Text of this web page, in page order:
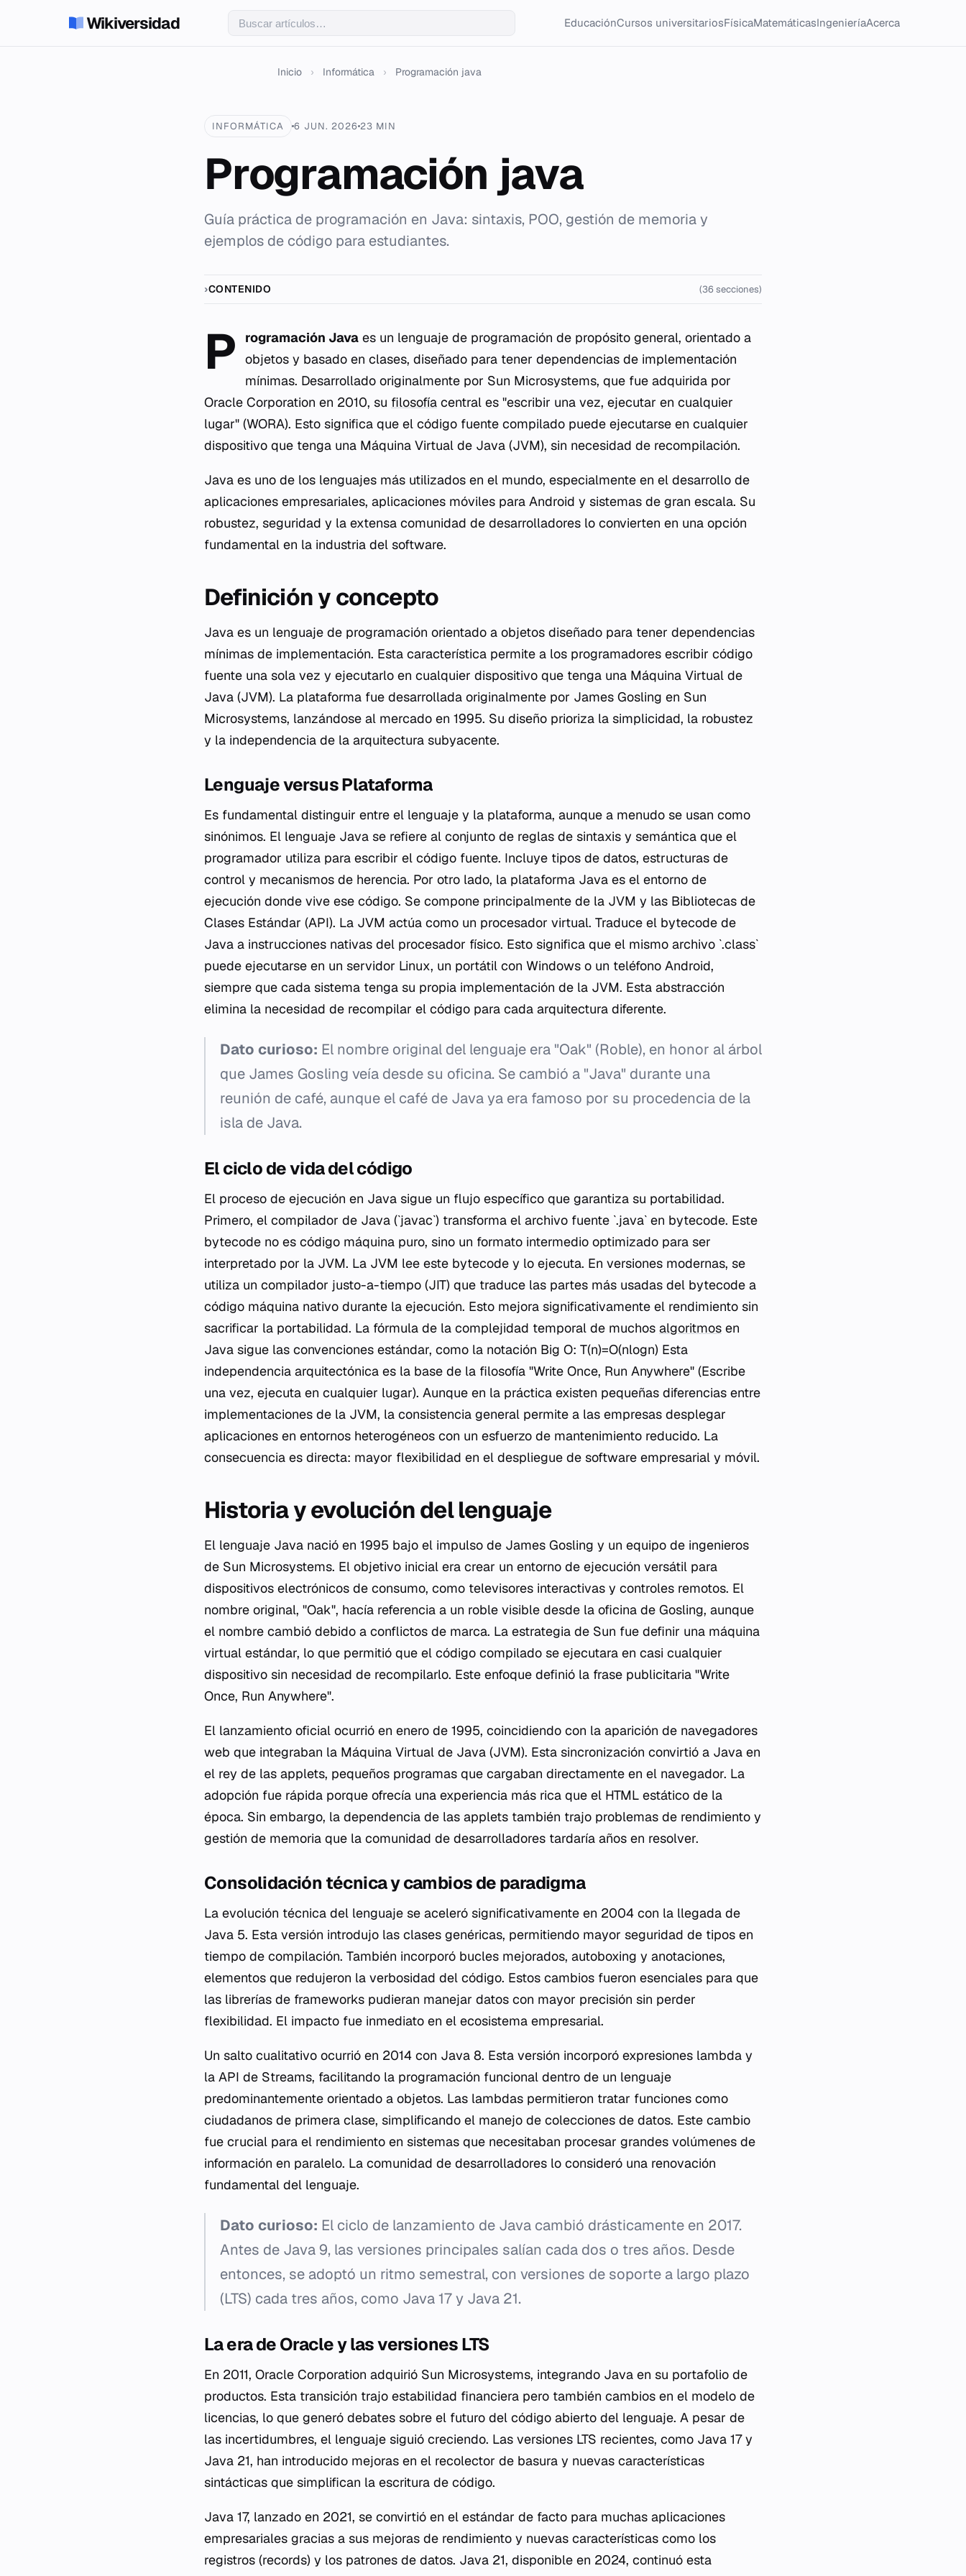
Wikiversidad EducaciónCursos universitariosFísicaMatemáticasIngenieríaAcerca
Inicio › Informática › Programación java
INFORMÁTICA 6 JUN. 2026 23 MIN
Programación java
Guía práctica de programación en Java: sintaxis, POO, gestión de memoria y
ejemplos de código para estudiantes.
CONTENIDO (36 secciones)
P rogramación Java es un lenguaje de programación de propósito general, orientado a
objetos y basado en clases, diseñado para tener dependencias de implementación
mínimas. Desarrollado originalmente por Sun Microsystems, que fue adquirida por
Oracle Corporation en 2010, su filosofía central es "escribir una vez, ejecutar en cualquier
lugar" (WORA). Esto significa que el código fuente compilado puede ejecutarse en cualquier
dispositivo que tenga una Máquina Virtual de Java (JVM), sin necesidad de recompilación.
Java es uno de los lenguajes más utilizados en el mundo, especialmente en el desarrollo de
aplicaciones empresariales, aplicaciones móviles para Android y sistemas de gran escala. Su
robustez, seguridad y la extensa comunidad de desarrolladores lo convierten en una opción
fundamental en la industria del software.
Definición y concepto
Java es un lenguaje de programación orientado a objetos diseñado para tener dependencias
mínimas de implementación. Esta característica permite a los programadores escribir código
fuente una sola vez y ejecutarlo en cualquier dispositivo que tenga una Máquina Virtual de
Java (JVM). La plataforma fue desarrollada originalmente por James Gosling en Sun
Microsystems, lanzándose al mercado en 1995. Su diseño prioriza la simplicidad, la robustez
y la independencia de la arquitectura subyacente.
Lenguaje versus Plataforma
Es fundamental distinguir entre el lenguaje y la plataforma, aunque a menudo se usan como
sinónimos. El lenguaje Java se refiere al conjunto de reglas de sintaxis y semántica que el
programador utiliza para escribir el código fuente. Incluye tipos de datos, estructuras de
control y mecanismos de herencia. Por otro lado, la plataforma Java es el entorno de
ejecución donde vive ese código. Se compone principalmente de la JVM y las Bibliotecas de
Clases Estándar (API). La JVM actúa como un procesador virtual. Traduce el bytecode de
Java a instrucciones nativas del procesador físico. Esto significa que el mismo archivo `.class`
puede ejecutarse en un servidor Linux, un portátil con Windows o un teléfono Android,
siempre que cada sistema tenga su propia implementación de la JVM. Esta abstracción
elimina la necesidad de recompilar el código para cada arquitectura diferente.
Dato curioso: El nombre original del lenguaje era "Oak" (Roble), en honor al árbol
que James Gosling veía desde su oficina. Se cambió a "Java" durante una
reunión de café, aunque el café de Java ya era famoso por su procedencia de la
isla de Java.
El ciclo de vida del código
El proceso de ejecución en Java sigue un flujo específico que garantiza su portabilidad.
Primero, el compilador de Java (`javac`) transforma el archivo fuente `.java` en bytecode. Este
bytecode no es código máquina puro, sino un formato intermedio optimizado para ser
interpretado por la JVM. La JVM lee este bytecode y lo ejecuta. En versiones modernas, se
utiliza un compilador justo-a-tiempo (JIT) que traduce las partes más usadas del bytecode a
código máquina nativo durante la ejecución. Esto mejora significativamente el rendimiento sin
sacrificar la portabilidad. La fórmula de la complejidad temporal de muchos algoritmos en
Java sigue las convenciones estándar, como la notación Big O: T(n)=O(nlogn) Esta
independencia arquitectónica es la base de la filosofía "Write Once, Run Anywhere" (Escribe
una vez, ejecuta en cualquier lugar). Aunque en la práctica existen pequeñas diferencias entre
implementaciones de la JVM, la consistencia general permite a las empresas desplegar
aplicaciones en entornos heterogéneos con un esfuerzo de mantenimiento reducido. La
consecuencia es directa: mayor flexibilidad en el despliegue de software empresarial y móvil.
Historia y evolución del lenguaje
El lenguaje Java nació en 1995 bajo el impulso de James Gosling y un equipo de ingenieros
de Sun Microsystems. El objetivo inicial era crear un entorno de ejecución versátil para
dispositivos electrónicos de consumo, como televisores interactivas y controles remotos. El
nombre original, "Oak", hacía referencia a un roble visible desde la oficina de Gosling, aunque
el nombre cambió debido a conflictos de marca. La estrategia de Sun fue definir una máquina
virtual estándar, lo que permitió que el código compilado se ejecutara en casi cualquier
dispositivo sin necesidad de recompilarlo. Este enfoque definió la frase publicitaria "Write
Once, Run Anywhere".
El lanzamiento oficial ocurrió en enero de 1995, coincidiendo con la aparición de navegadores
web que integraban la Máquina Virtual de Java (JVM). Esta sincronización convirtió a Java en
el rey de las applets, pequeños programas que cargaban directamente en el navegador. La
adopción fue rápida porque ofrecía una experiencia más rica que el HTML estático de la
época. Sin embargo, la dependencia de las applets también trajo problemas de rendimiento y
gestión de memoria que la comunidad de desarrolladores tardaría años en resolver.
Consolidación técnica y cambios de paradigma
La evolución técnica del lenguaje se aceleró significativamente en 2004 con la llegada de
Java 5. Esta versión introdujo las clases genéricas, permitiendo mayor seguridad de tipos en
tiempo de compilación. También incorporó bucles mejorados, autoboxing y anotaciones,
elementos que redujeron la verbosidad del código. Estos cambios fueron esenciales para que
las librerías de frameworks pudieran manejar datos con mayor precisión sin perder
flexibilidad. El impacto fue inmediato en el ecosistema empresarial.
Un salto cualitativo ocurrió en 2014 con Java 8. Esta versión incorporó expresiones lambda y
la API de Streams, facilitando la programación funcional dentro de un lenguaje
predominantemente orientado a objetos. Las lambdas permitieron tratar funciones como
ciudadanos de primera clase, simplificando el manejo de colecciones de datos. Este cambio
fue crucial para el rendimiento en sistemas que necesitaban procesar grandes volúmenes de
información en paralelo. La comunidad de desarrolladores lo consideró una renovación
fundamental del lenguaje.
Dato curioso: El ciclo de lanzamiento de Java cambió drásticamente en 2017.
Antes de Java 9, las versiones principales salían cada dos o tres años. Desde
entonces, se adoptó un ritmo semestral, con versiones de soporte a largo plazo
(LTS) cada tres años, como Java 17 y Java 21.
La era de Oracle y las versiones LTS
En 2011, Oracle Corporation adquirió Sun Microsystems, integrando Java en su portafolio de
productos. Esta transición trajo estabilidad financiera pero también cambios en el modelo de
licencias, lo que generó debates sobre el futuro del código abierto del lenguaje. A pesar de
las incertidumbres, el lenguaje siguió creciendo. Las versiones LTS recientes, como Java 17 y
Java 21, han introducido mejoras en el recolector de basura y nuevas características
sintácticas que simplifican la escritura de código.
Java 17, lanzado en 2021, se convirtió en el estándar de facto para muchas aplicaciones
empresariales gracias a sus mejoras de rendimiento y nuevas características como los
registros (records) y los patrones de datos. Java 21, disponible en 2024, continuó esta